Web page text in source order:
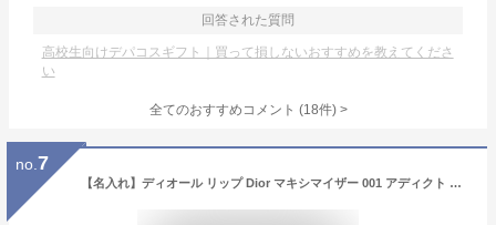
回答された質問
高校生向けデパコスギフト｜買って損しないおすすめを教えてくださ
い
全てのおすすめコメント (18件) >
no. 7
【名入れ】ディオール リップ Dior マキシマイザー 001 アディクト リップ リップティント リップケア プランパー リッププランパー グロス コスメ 化粧品 レディース ブランド 新品 ギフト スキンケア ホワイトデー お返し プレゼント 女性 誕生日 実用的 女友達